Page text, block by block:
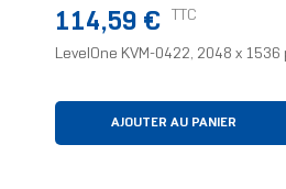
Prix
114,59 € TTC
LevelOne KVM-0422, 2048 x
AJOUTER AU PANIER